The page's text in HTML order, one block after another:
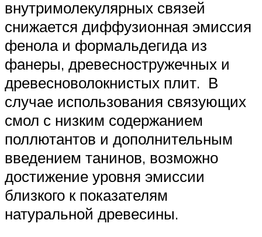
внутримолекулярных связей
снижается диффузионная эмиссия
фенола и формальдегида из
фанеры, древесностружечных и
древесноволокнистых плит. В
случае использования связующих
смол с низким содержанием
поллютантов и дополнительным
введением танинов, возможно
достижение уровня эмиссии
близкого к показателям
натуральной древесины.